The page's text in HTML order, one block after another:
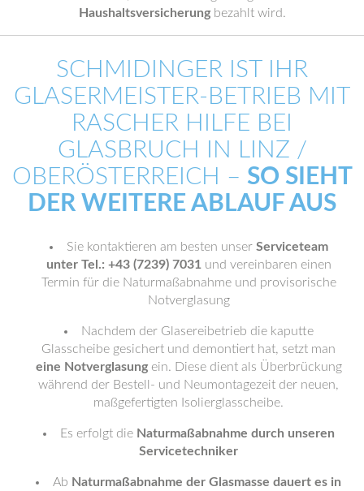
Haushaltsversicherungbezahlt wird.
SCHMIDINGER IST IHR
GLASERMEISTER-BETRIEB MIT
RASCHER HILFE BEI
GLASBRUCH IN LINZ /
OBERÖSTERREICH – SO SIEHT
DER WEITERE ABLAUF AUS
Sie kontaktieren am besten unser Serviceteam
unter Tel.: +43 (7239) 7031 und vereinbaren einen
Termin für die Naturmaßabnahme und provisorische
Notverglasung
Nachdem der Glasereibetrieb die kaputte
Glasscheibe gesichert und demontiert hat, setzt man
eine Notverglasungein. Diese dient als Überbrückung
während der Bestell- und Neumontagezeit der neuen,
maßgefertigten Isolierglasscheibe.
Es erfolgt die Naturmaßabnahme durch unseren
Servicetechniker
Ab Naturmaßabnahme der Glasmasse dauert es in